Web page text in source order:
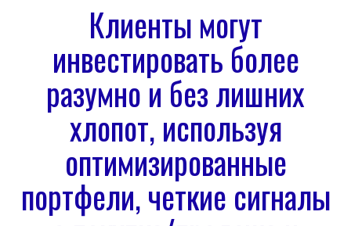
Клиенты могут
инвестировать более
разумно и без лишних
хлопот, используя
оптимизированные
портфели, четкие сигналы